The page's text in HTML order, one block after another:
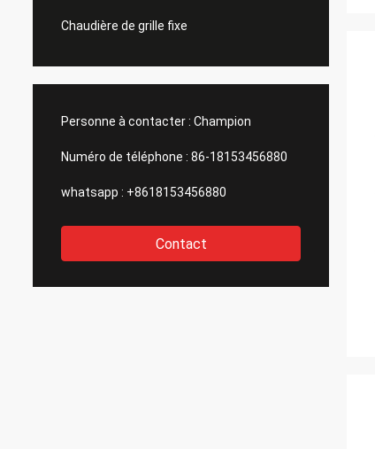
Chaudière de grille fixe
Personne à contacter : Champion
Numéro de téléphone : 86-18153456880
whatsapp : +8618153456880
Contact